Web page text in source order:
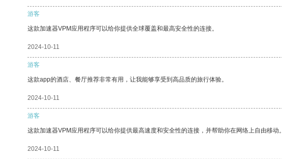
游客
这款加速器VPM应用程序可以给你提供全球覆盖和最高安全性的连接。
2024-10-11
游客
这款app的酒店、餐厅推荐非常有用，让我能够享受到高品质的旅行体验。
2024-10-11
游客
这款加速器VPM应用程序可以给你提供最高速度和安全性的连接，并帮助你在网络上自由移动。
2024-10-11